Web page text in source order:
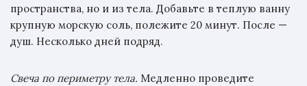
пространства, но и из тела. Добавьте в теплую ванну
крупную морскую соль, полежите 20 минут. После —
душ. Несколько дней подряд.
Свеча по периметру тела. Медленно проведите